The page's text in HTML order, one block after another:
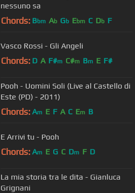
nessuno sa
Chords: Bbm Ab Gb Ebm C Db F
Vasco Rossi - Gli Angeli
Chords: D A F#m C#m Bm E F#
Pooh - Uomini Soli (Live al Castello di
Este (PD) - 2011)
Chords: Am E F A C Em B
E Arrivi tu - Pooh
Chords: Am E G C Dm F D
La mia storia tra le dita - Gianluca
Grignani